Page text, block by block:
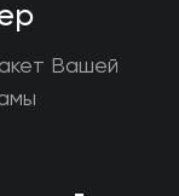
Вашей